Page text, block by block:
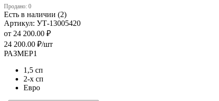
Продано: 0
Есть в наличии (2)
Артикул: УТ-13005420
от 24 200.00 ₽
24 200.00 ₽/шт
РАЗМЕР1
1,5 сп
2-х сп
Евро